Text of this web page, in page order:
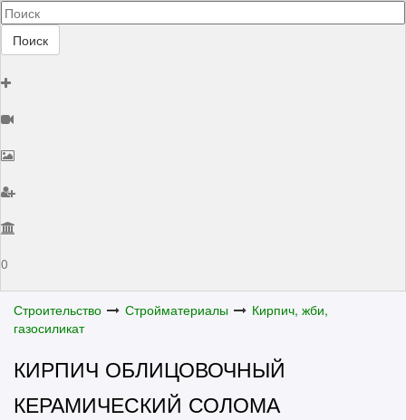
Поиск
0
Строительство Стройматериалы
Кирпич, жби,
газосиликат
КИРПИЧ ОБЛИЦОВОЧНЫЙ
КЕРАМИЧЕСКИЙ СОЛОМА